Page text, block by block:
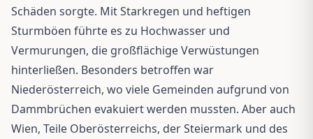
Schäden sorgte. Mit Starkregen und heftigen
Sturmböen führte es zu Hochwasser und
Vermurungen, die großflächige Verwüstungen
hinterließen. Besonders betroffen war
Niederösterreich, wo viele Gemeinden aufgrund von
Dammbrüchen evakuiert werden mussten. Aber auch
Wien, Teile Oberösterreichs, der Steiermark und des